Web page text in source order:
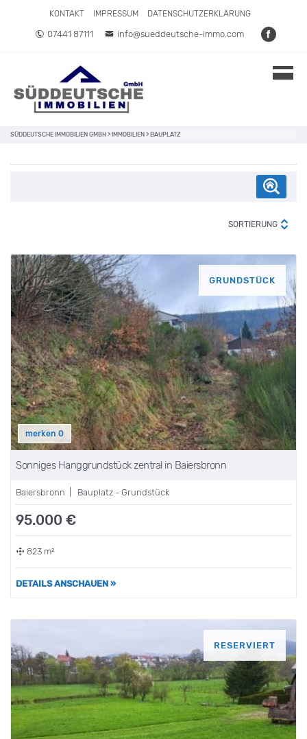
Direkt zum Inhalt springen
KONTAKT IMPRESSUM DATENSCHUTZERKLÄRUNG
07441 87111 info@sueddeutsche-immo.com
SÜDDEUTSCHE IMMOBILIEN GMBH > IMMOBILIEN > BAUPLATZ
SORTIERUNG
GRUNDSTÜCK
merken 0
Sonniges Hanggrundstück zentral in Baiersbronn
Baiersbronn | Bauplatz - Grundstück
95.000 €
823 m²
DETAILS ANSCHAUEN »
RESERVIERT